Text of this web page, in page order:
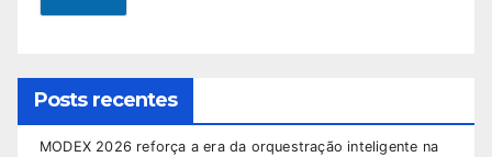
Posts recentes
MODEX 2026 reforça a era da orquestração inteligente na